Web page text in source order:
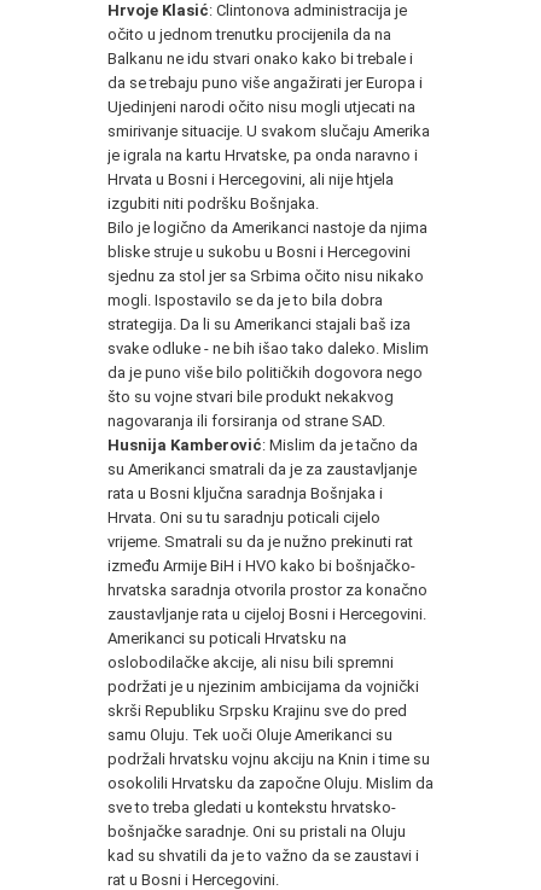
Hrvoje Klasić: Clintonova administracija je
očito u jednom trenutku procijenila da na
Balkanu ne idu stvari onako kako bi trebale i
da se trebaju puno više angažirati jer Europa i
Ujedinjeni narodi očito nisu mogli utjecati na
smirivanje situacije. U svakom slučaju Amerika
je igrala na kartu Hrvatske, pa onda naravno i
Hrvata u Bosni i Hercegovini, ali nije htjela
izgubiti niti podršku Bošnjaka.
Bilo je logično da Amerikanci nastoje da njima
bliske struje u sukobu u Bosni i Hercegovini
sjednu za stol jer sa Srbima očito nisu nikako
mogli. Ispostavilo se da je to bila dobra
strategija. Da li su Amerikanci stajali baš iza
svake odluke - ne bih išao tako daleko. Mislim
da je puno više bilo političkih dogovora nego
što su vojne stvari bile produkt nekakvog
nagovaranja ili forsiranja od strane SAD.
Husnija Kamberović: Mislim da je tačno da
su Amerikanci smatrali da je za zaustavljanje
rata u Bosni ključna saradnja Bošnjaka i
Hrvata. Oni su tu saradnju poticali cijelo
vrijeme. Smatrali su da je nužno prekinuti rat
između Armije BiH i HVO kako bi bošnjačko-
hrvatska saradnja otvorila prostor za konačno
zaustavljanje rata u cijeloj Bosni i Hercegovini.
Amerikanci su poticali Hrvatsku na
oslobodilačke akcije, ali nisu bili spremni
podržati je u njezinim ambicijama da vojnički
skrši Republiku Srpsku Krajinu sve do pred
samu Oluju. Tek uoči Oluje Amerikanci su
podržali hrvatsku vojnu akciju na Knin i time su
osokolili Hrvatsku da započne Oluju. Mislim da
sve to treba gledati u kontekstu hrvatsko-
bošnjačke saradnje. Oni su pristali na Oluju
kad su shvatili da je to važno da se zaustavi i
rat u Bosni i Hercegovini.